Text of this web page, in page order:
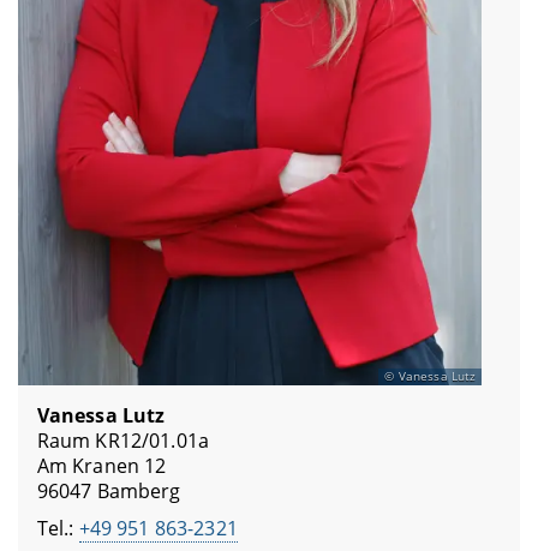
Vanessa Lutz
Vanessa Lutz
Raum KR12/01.01a
Am Kranen 12
96047 Bamberg
Tel.: +49 951 863-2321